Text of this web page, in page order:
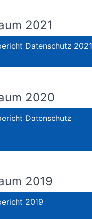
2021
Datenschutz 2021
2020
Datenschutz
2019
2019